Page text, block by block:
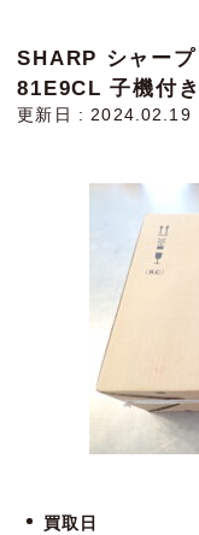
SHARP シャー
81E9CL 子機付
更新日 : 2024.02.19
買取日